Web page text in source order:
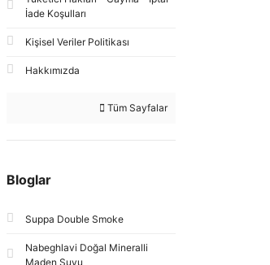
İade Koşulları
Kişisel Veriler Politikası
Hakkımızda
Tüm Sayfalar
Bloglar
Suppa Double Smoke
Nabeghlavi Doğal Mineralli
Maden Suyu